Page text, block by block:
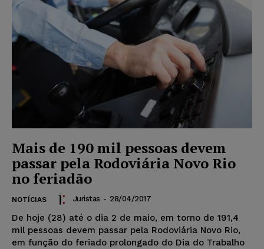
Mais de 190 mil pessoas devem
passar pela Rodoviária Novo Rio
no feriadão
NOTÍCIAS Juristas - 28/04/2017
De hoje (28) até o dia 2 de maio, em torno de 191,4
mil pessoas devem passar pela Rodoviária Novo Rio,
em função do feriado prolongado do Dia do Trabalho